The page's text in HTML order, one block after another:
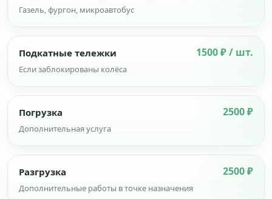
Газель, фургон, микроавтобус
Подкатные тележки 1500 ₽ / шт.
Если заблокированы колёса
Погрузка 2500 ₽
Дополнительная услуга
Разгрузка 2500 ₽
Дополнительные работы в точке назначения